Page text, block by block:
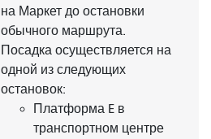
на Маркет до остановки
обычного маршрута.
Посадка осуществляется на
одной из следующих
остановок:
Платформа E в
транспортном центре